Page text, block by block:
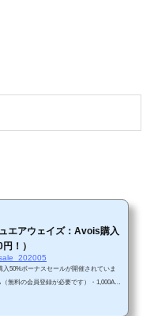
エアウェイズ：Avois購入
！）
50%ボーナスセールが開催されていま
無料の会員登録が必要です）・1,000Avi